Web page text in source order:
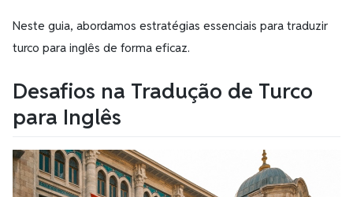
Neste guia, abordamos estratégias essenciais para traduzir
turco para inglês de forma eficaz.
Desafios na Tradução de Turco
para Inglês